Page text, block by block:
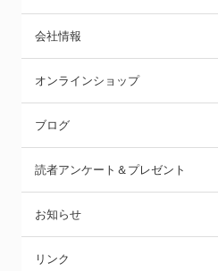
会社情報
オンラインショップ
ブログ
読者アンケート＆プレゼント
お知らせ
リンク